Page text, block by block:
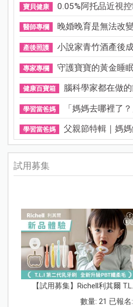
寶貝健康 0.05%阿托品近視
醫師專欄 晚婚晚育是無法改
產後照護 小說家青竹酒產後
專家專欄 守護寶寶的黃金睡
健康百寶箱 腦科學家都在做
學習當爸媽 「媽媽去哪裡了
學習當爸媽 父親節特輯｜媽
試用募集
【試用募集】Richell利其爾
數量: 21 已報名